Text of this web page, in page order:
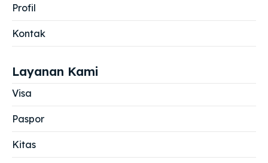
Profil
Kontak
Layanan Kami
Visa
Paspor
Kitas